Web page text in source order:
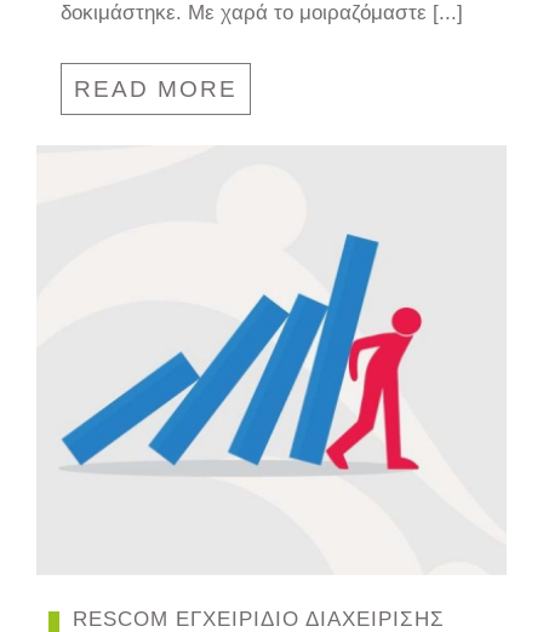
δοκιμάστηκε. Με χαρά το μοιραζόμαστε [...]
READ MORE
RESCOM ΕΓΧΕΙΡΙΔΙΟ ΔΙΑΧΕΙΡΙΣΗΣ